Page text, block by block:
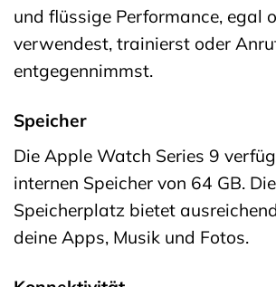
und flüssige Performance, egal
verwendest, trainierst oder
entgegennimmst.
Speicher
Die Apple Watch Series 9
internen Speicher von 64 GB.
Speicherplatz bietet
deine Apps, Musik und Fotos.